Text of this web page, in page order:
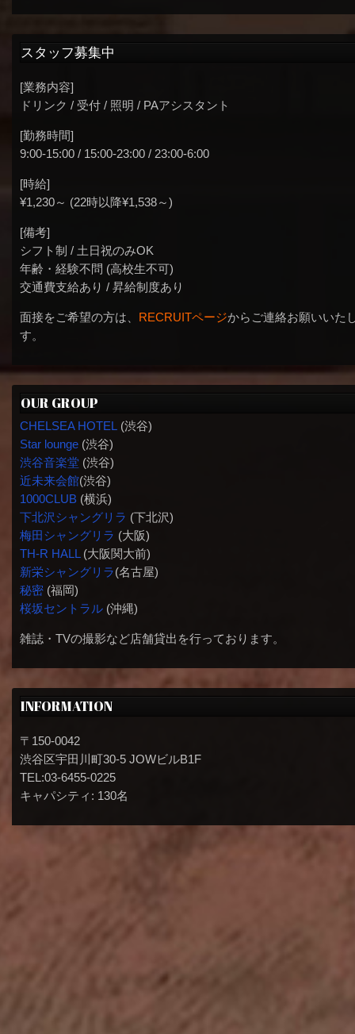
スタッフ募集中
[業務内容]
ドリンク / 受付 / 照明 / PAアシスタント
[勤務時間]
9:00-15:00 / 15:00-23:00 / 23:00-6:00
[時給]
¥1,230～ (22時以降¥1,538～)
[備考]
シフト制 / 土日祝のみOK
年齢・経験不問 (高校生不可)
交通費支給あり / 昇給制度あり
面接をご希望の方は、 RECRUITページからご連絡お願いいた
す。
OUR GROUP
CHELSEA HOTEL (渋谷)
Star lounge(渋谷)
渋谷音楽堂(渋谷)
近未来会館(渋谷)
1000CLUB(横浜)
下北沢シャングリラ (下北沢)
梅田シャングリラ (大阪)
TH-R HALL(大阪関大前)
新栄シャングリラ(名古屋)
秘密(福岡)
桜坂セントラル(沖縄)
雑誌・TVの撮影など店舗貸出を行っております。
INFORMATION
〒150-0042
渋谷区宇田川町30-5 JOWビルB1F
TEL:03-6455-0225
キャパシティ: 130名